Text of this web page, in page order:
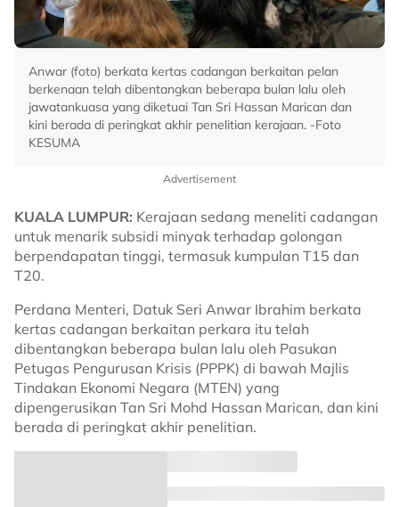
Anwar (foto) berkata kertas cadangan berkaitan pelan
berkenaan telah dibentangkan beberapa bulan lalu oleh
jawatankuasa yang diketuai Tan Sri Hassan Marican dan
kini berada di peringkat akhir penelitian kerajaan. -Foto
KESUMA
Advertisement
KUALA LUMPUR: Kerajaan sedang meneliti cadangan
untuk menarik subsidi minyak terhadap golongan
berpendapatan tinggi, termasuk kumpulan T15 dan
T20.
Perdana Menteri, Datuk Seri Anwar Ibrahim berkata
kertas cadangan berkaitan perkara itu telah
dibentangkan beberapa bulan lalu oleh Pasukan
Petugas Pengurusan Krisis (PPPK) di bawah Majlis
Tindakan Ekonomi Negara (MTEN) yang
dipengerusikan Tan Sri Mohd Hassan Marican, dan kini
berada di peringkat akhir penelitian.